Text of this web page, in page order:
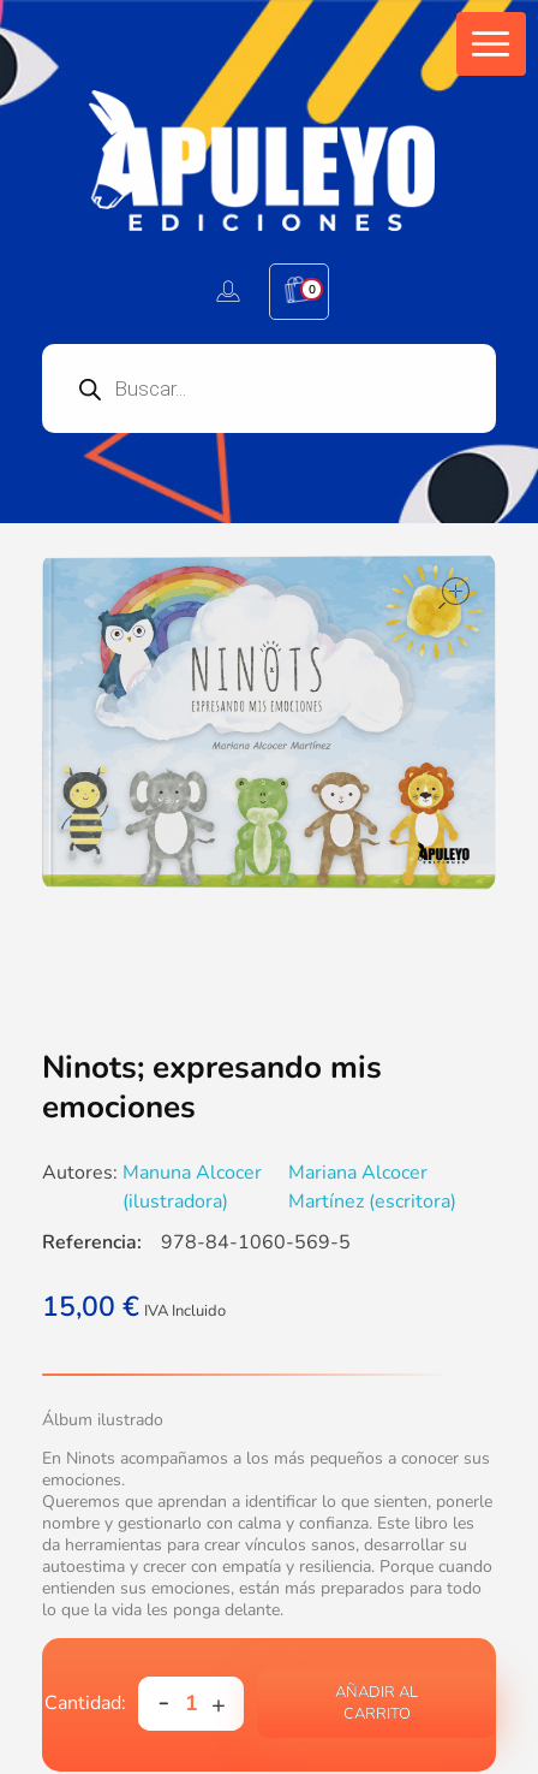
0
Ninots; expresando mis
emociones
Autores: Manuna Alcocer
(ilustradora)
Mariana Alcocer
Martínez (escritora)
15,00 € IVA Incluido
Álbum ilustrado
En Ninots acompañamos a los más pequeños a conocer sus
emociones.
Queremos que aprendan a identificar lo que sienten, ponerle
nombre y gestionarlo con calma y confianza. Este libro les
da herramientas para crear vínculos sanos, desarrollar su
autoestima y crecer con empatía y resiliencia. Porque cuando
entienden sus emociones, están más preparados para todo
lo que la vida les ponga delante.
AÑADIR AL
CARRITO
Referencia: 978-84-1060-569-5